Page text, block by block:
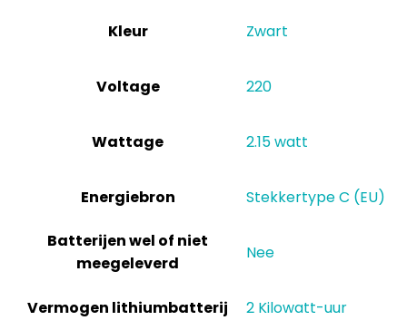
Kleur ‎Zwart
Voltage ‎220
Wattage ‎2.15 watt
Energiebron ‎Stekkertype C (EU)
Batterijen wel of niet
meegeleverd
‎Nee
Vermogen lithiumbatterij ‎2 Kilowatt-uur